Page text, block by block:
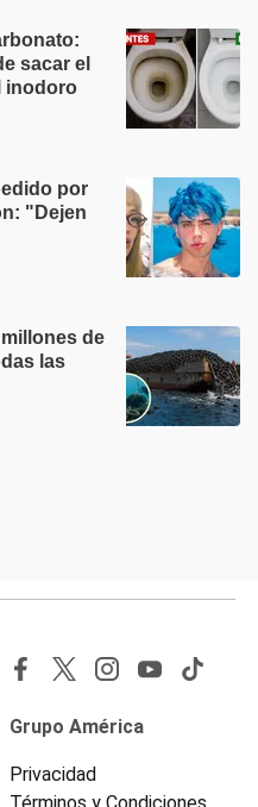
sacar el
inodoro
por
"Dejen
de
las
Grupo América
Privacidad